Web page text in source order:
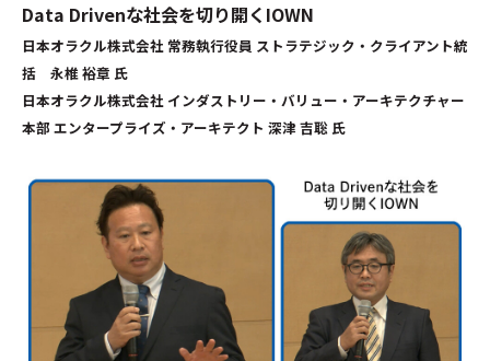
Data Drivenな社会を切り開くIOWN
日本オラクル株式会社 常務執行役員 ストラテジック・クライアント統
括 永椎 裕章 氏
日本オラクル株式会社 インダストリー・バリュー・アーキテクチャー
本部 エンタープライズ・アーキテクト 深津 吉聡 氏